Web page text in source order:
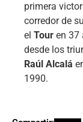
primera
corredor de
el Tour en 37
desde los
Raúl Alcalá
1990.